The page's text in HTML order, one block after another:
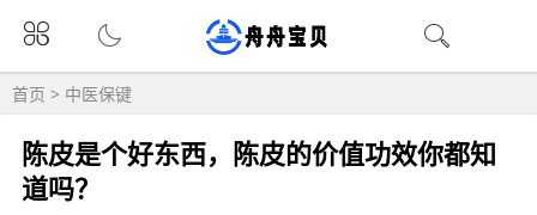
首页 > 中医保键
陈皮是个好东西，陈皮的价值功效你都知
道吗？